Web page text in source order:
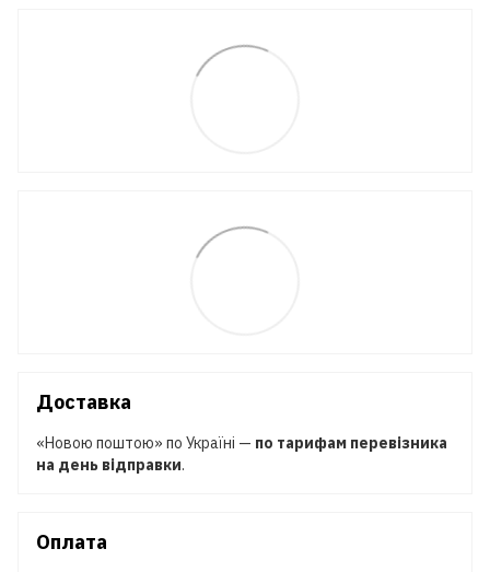
Доставка
«Новою поштою» по Україні — по тарифам перевізника
на день відправки.
Оплата